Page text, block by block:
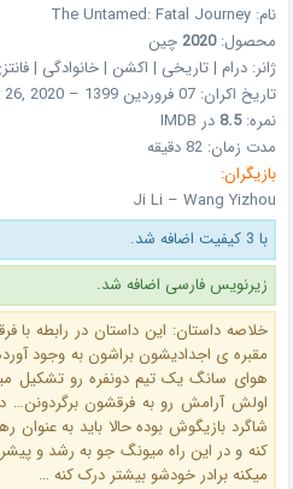
نام: The Untamed: Fatal Journey
محصول:2020 چین
ژانر: درام | تاریخی | اکشن | خانوادگی |
تاریخ اکران: 07 فروردین 1399 – Mar 26, 2020
نمره:8.5 در IMDB
مدت زمان: 82 دقیقه
بازیگران:
Ji Li – Wang Yizhou
با 3 کیفیت اضافه شد.
زیرنویس فارسی اضافه شد.
خلاصه داستان: این داستان در رابطه
مقبره ی اجدادیشون براشون به وجود
هوای سانگ یک تیم دونفره رو تشکیل
اولش آرامش رو به فرقشون
شاگرد بازیگوش بوده حالا باید به
کنه و در این راه میونگ جو به رشد و
میکنه برادر خودشو بیشتر درک کنه …